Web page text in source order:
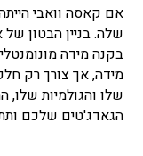
אם קאסה וואבי
שלה. בניין הבטון
בקנה מידה
מידה, אך צורך רק
שלו והגולמיות
הגאדג'טים שלכם